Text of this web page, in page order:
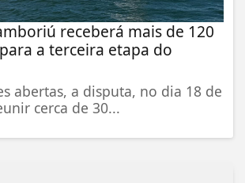
receberá mais de 120
a terceira etapa do
abertas, a disputa, no dia 18 de
cerca de 30...